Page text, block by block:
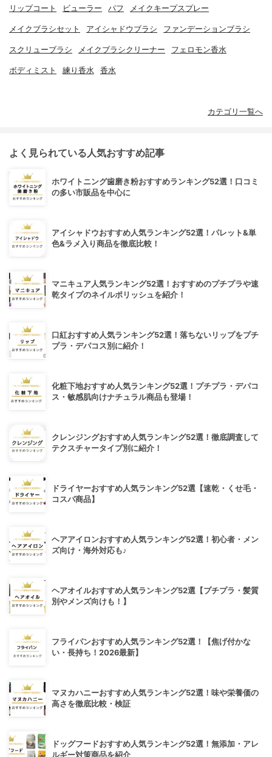
リップコート ビューラー パフ メイクキープスプレー
メイクブラシセット アイシャドウブラシ ファンデーションブラシ
スクリューブラシ メイクブラシクリーナー フェロモン香水
ボディミスト 練り香水 香水
カテゴリ一覧へ
よく見られている人気おすすめ記事
ホワイトニング歯磨き粉おすすめランキング52選！口コミ
の多い市販品を中心に
アイシャドウおすすめ人気ランキング52選！パレット&単
色&ラメ入り商品を徹底比較！
マニキュア人気ランキング52選！おすすめのプチプラや速
乾タイプのネイルポリッシュを紹介！
口紅おすすめ人気ランキング52選！落ちないリップをプチ
プラ・デパコス別に紹介！
化粧下地おすすめ人気ランキング52選！プチプラ・デパコ
ス・敏感肌向けナチュラル商品も登場！
クレンジングおすすめ人気ランキング52選！徹底調査して
テクスチャータイプ別に紹介！
ドライヤーおすすめ人気ランキング52選【速乾・くせ毛・
コスパ商品】
ヘアアイロンおすすめ人気ランキング52選！初心者・メン
ズ向け・海外対応も♪
ヘアオイルおすすめ人気ランキング52選【プチプラ・髪質
別やメンズ向けも！】
フライパンおすすめ人気ランキング52選！【焦げ付かな
い・長持ち！2026最新】
マヌカハニーおすすめ人気ランキング52選！味や栄養価の
高さを徹底比較・検証
ドッグフードおすすめ人気ランキング52選！無添加・アレ
ルギー対策商品を紹介